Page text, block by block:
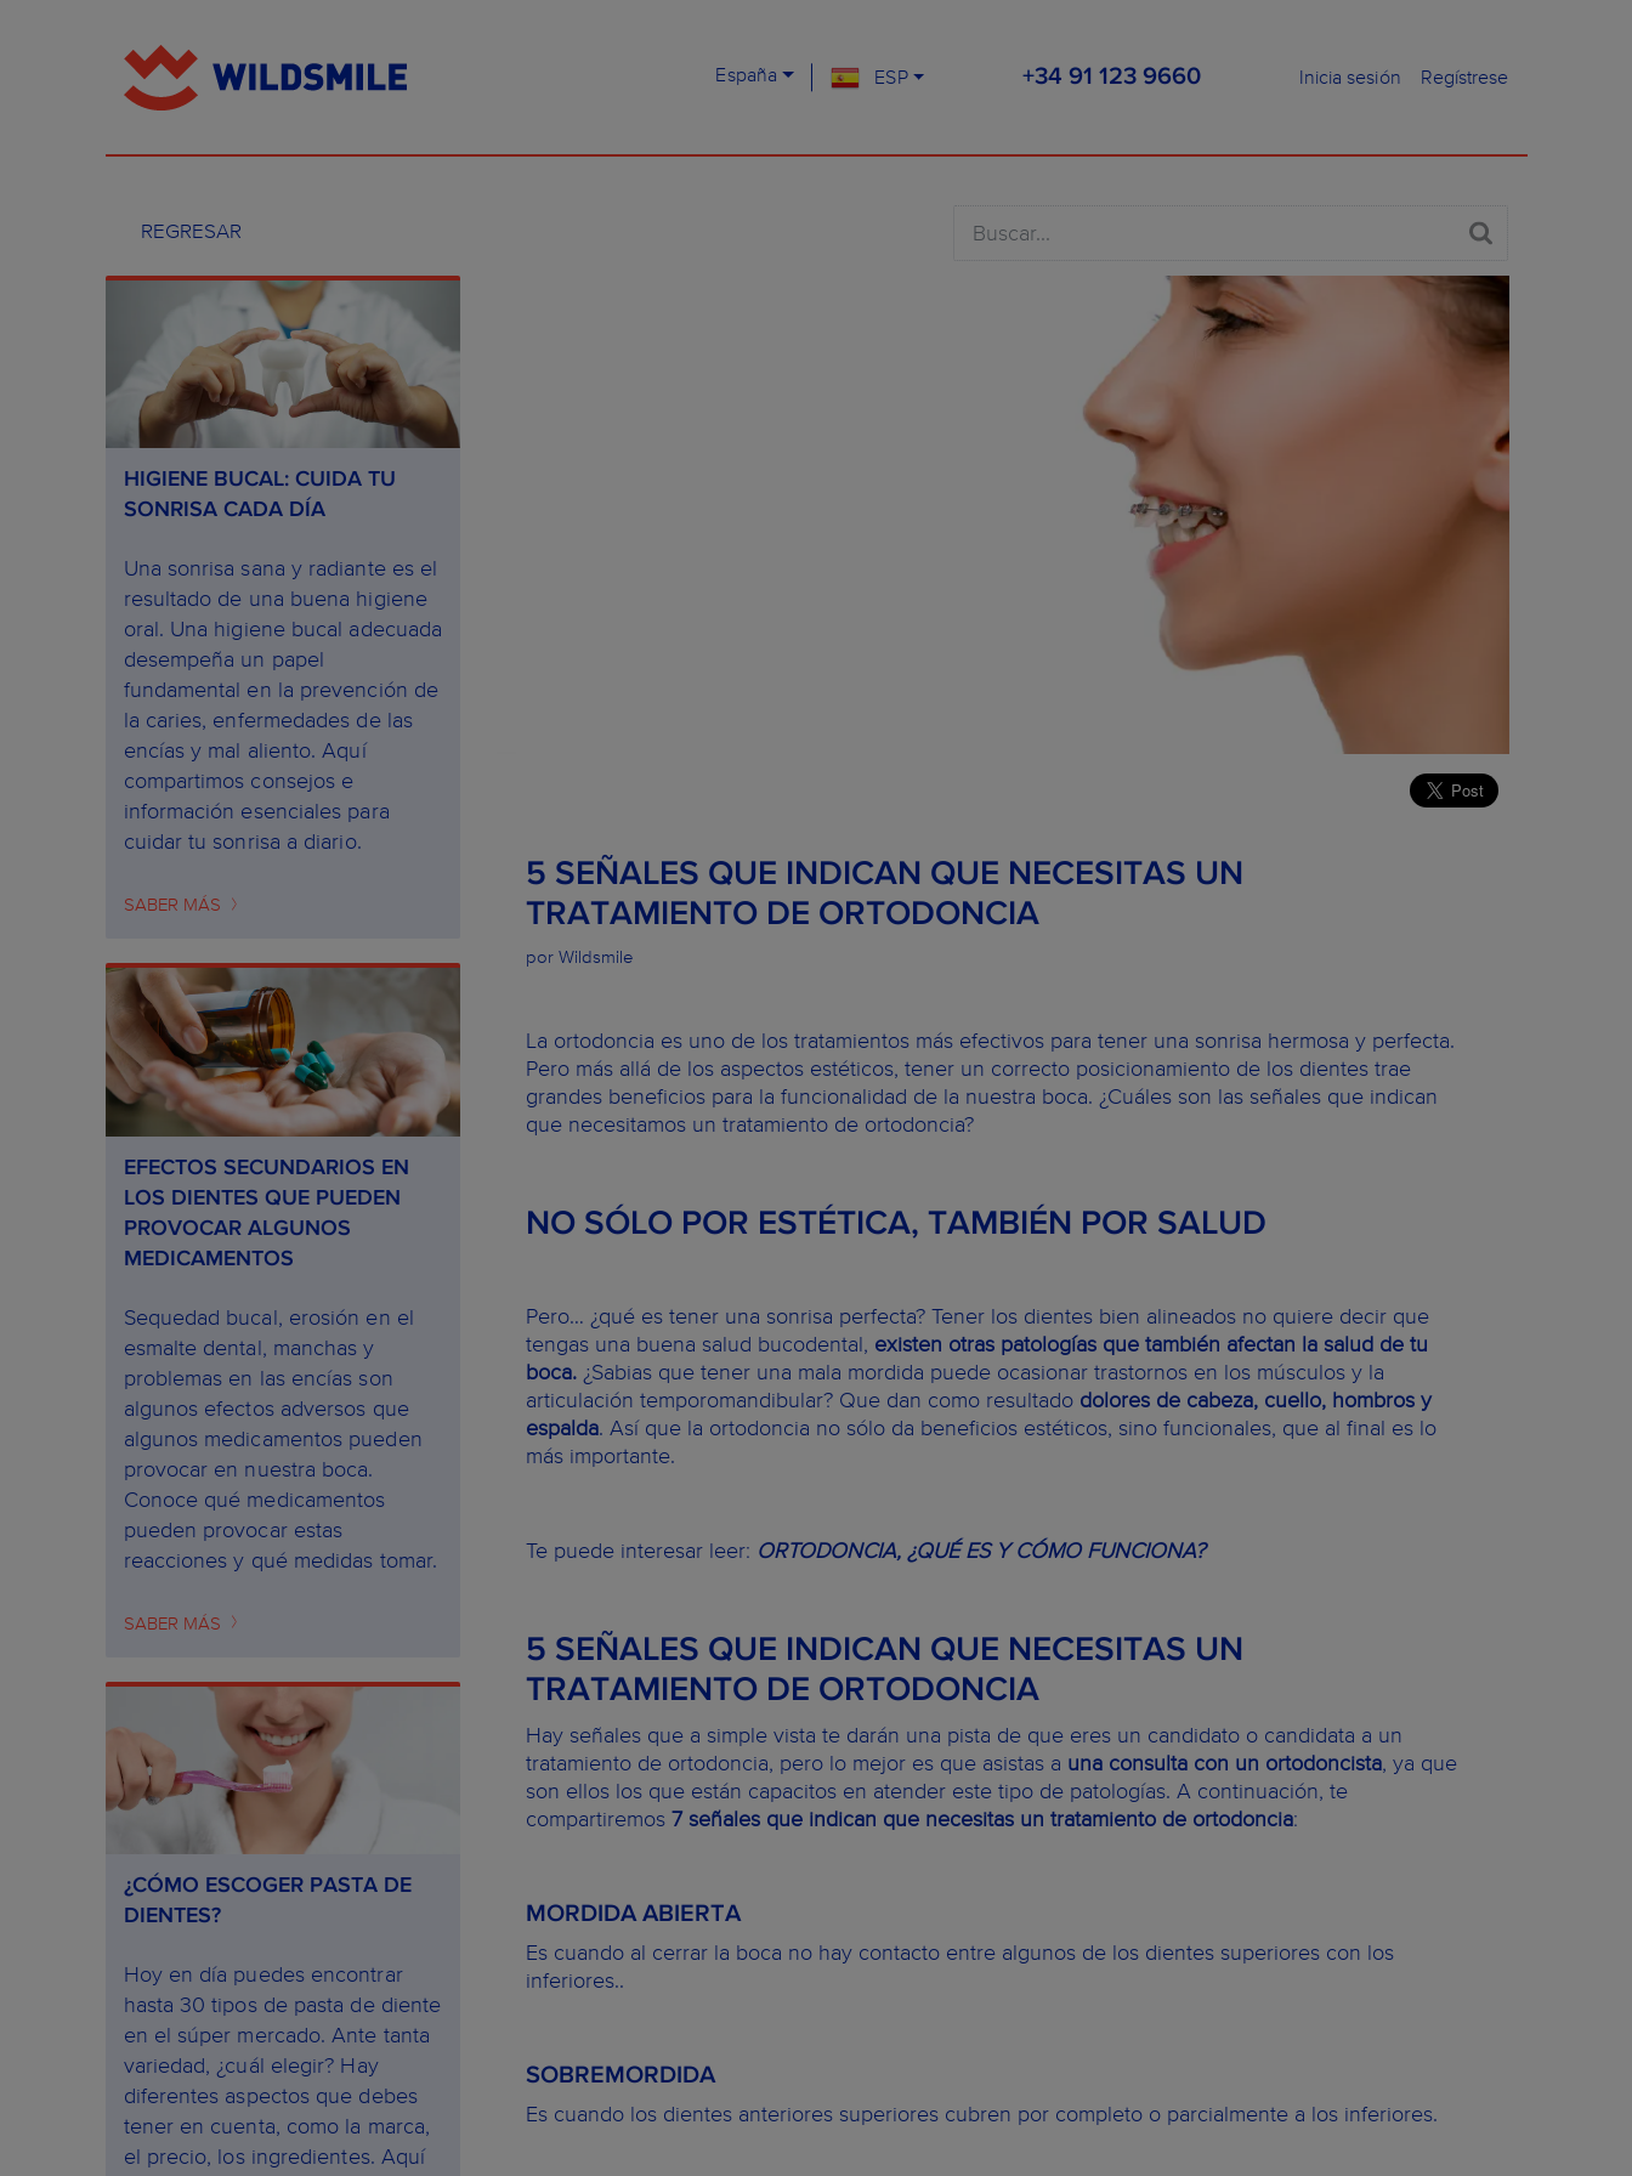
España ESP +34 91 123 9660 Inicia sesión Regístrese
REGRESAR
HIGIENE BUCAL: CUIDA TU
SONRISA CADA DÍA
Una sonrisa sana y radiante es el
resultado de una buena higiene
oral. Una higiene bucal adecuada
desempeña un papel
fundamental en la prevención de
la caries, enfermedades de las
encías y mal aliento. Aquí
compartimos consejos e
información esenciales para
cuidar tu sonrisa a diario.
SABER MÁS
EFECTOS SECUNDARIOS EN
LOS DIENTES QUE PUEDEN
PROVOCAR ALGUNOS
MEDICAMENTOS
Sequedad bucal, erosión en el
esmalte dental, manchas y
problemas en las encías son
algunos efectos adversos que
algunos medicamentos pueden
provocar en nuestra boca.
Conoce qué medicamentos
pueden provocar estas
reacciones y qué medidas tomar.
SABER MÁS
¿CÓMO ESCOGER PASTA DE
DIENTES?
Hoy en día puedes encontrar
hasta 30 tipos de pasta de diente
en el súper mercado. Ante tanta
variedad, ¿cuál elegir? Hay
diferentes aspectos que debes
tener en cuenta, como la marca,
el precio, los ingredientes. Aquí
5 SEÑALES QUE INDICAN QUE NECESITAS UN
TRATAMIENTO DE ORTODONCIA
por Wildsmile
La ortodoncia es uno de los tratamientos más efectivos para tener una sonrisa hermosa y perfecta.
Pero más allá de los aspectos estéticos, tener un correcto posicionamiento de los dientes trae
grandes beneficios para la funcionalidad de la nuestra boca. ¿Cuáles son las señales que indican
que necesitamos un tratamiento de ortodoncia?
NO SÓLO POR ESTÉTICA, TAMBIÉN POR SALUD
Pero… ¿qué es tener una sonrisa perfecta? Tener los dientes bien alineados no quiere decir que
tengas una buena salud bucodental, existen otras patologías que también afectan la salud de tu
boca. ¿Sabias que tener una mala mordida puede ocasionar trastornos en los músculos y la
articulación temporomandibular? Que dan como resultado dolores de cabeza, cuello, hombros y
espalda. Así que la ortodoncia no sólo da beneficios estéticos, sino funcionales, que al final es lo
más importante.
Te puede interesar leer: ORTODONCIA, ¿QUÉ ES Y CÓMO FUNCIONA?
5 SEÑALES QUE INDICAN QUE NECESITAS UN
TRATAMIENTO DE ORTODONCIA
Hay señales que a simple vista te darán una pista de que eres un candidato o candidata a un
tratamiento de ortodoncia, pero lo mejor es que asistas a una consulta con un ortodoncista, ya que
son ellos los que están capacitos en atender este tipo de patologías. A continuación, te
compartiremos7 señales que indican que necesitas un tratamiento de ortodoncia:
MORDIDA ABIERTA
Es cuando al cerrar la boca no hay contacto entre algunos de los dientes superiores con los
inferiores..
SOBREMORDIDA
Es cuando los dientes anteriores superiores cubren por completo o parcialmente a los inferiores.